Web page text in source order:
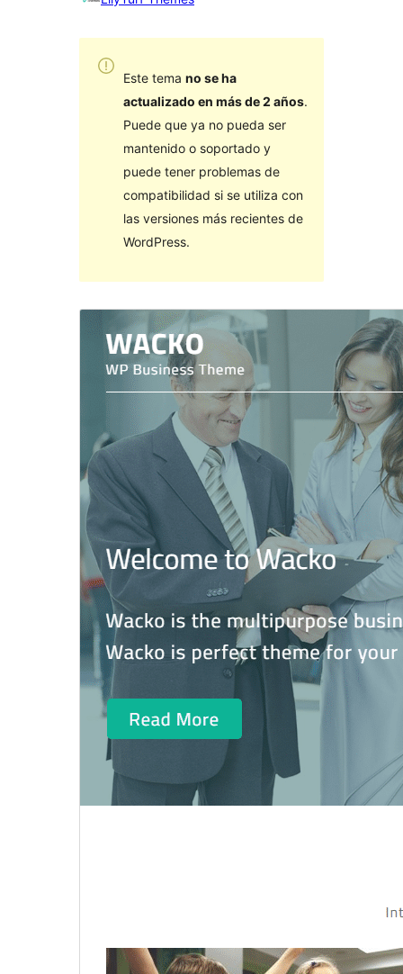
Este tema no se ha
actualizado en más de 2 años.
Puede que ya no pueda ser
mantenido o soportado y
puede tener problemas de
compatibilidad si se utiliza con
las versiones más recientes de
WordPress.